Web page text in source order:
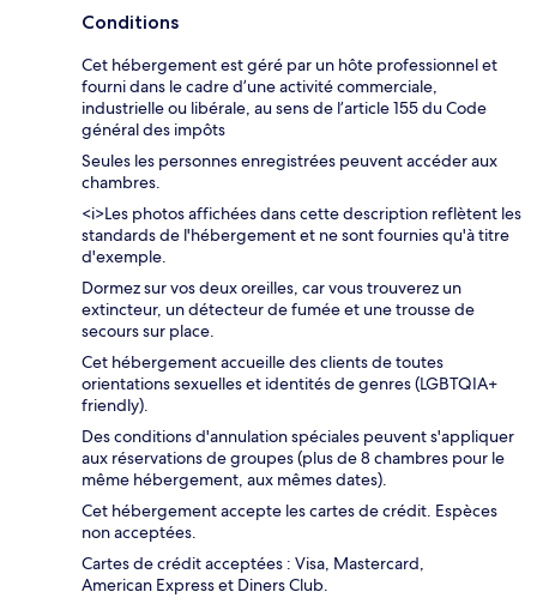
Conditions
Cet hébergement est géré par un hôte professionnel et
fourni dans le cadre d’une activité commerciale,
industrielle ou libérale, au sens de l’article 155 du Code
général des impôts
Seules les personnes enregistrées peuvent accéder aux
chambres.
<i>Les photos affichées dans cette description reflètent les
standards de l'hébergement et ne sont fournies qu'à titre
d'exemple.
Dormez sur vos deux oreilles, car vous trouverez un
extincteur, un détecteur de fumée et une trousse de
secours sur place.
Cet hébergement accueille des clients de toutes
orientations sexuelles et identités de genres (LGBTQIA+
friendly).
Des conditions d'annulation spéciales peuvent s'appliquer
aux réservations de groupes (plus de 8 chambres pour le
même hébergement, aux mêmes dates).
Cet hébergement accepte les cartes de crédit. Espèces
non acceptées.
Cartes de crédit acceptées : Visa, Mastercard,
American Express et Diners Club.